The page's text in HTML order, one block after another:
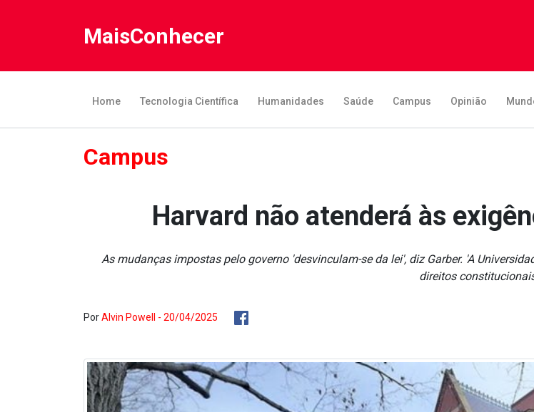
MaisConhecer
Home Tecnologia Científica Humanidades Saúde Campus Opinião
Campus
Harvard não atenderá às
As mudanças impostas pelo governo 'desvinculam-se da lei', diz Garber. 'A
direitos
PorAlvin Powell - 20/04/2025